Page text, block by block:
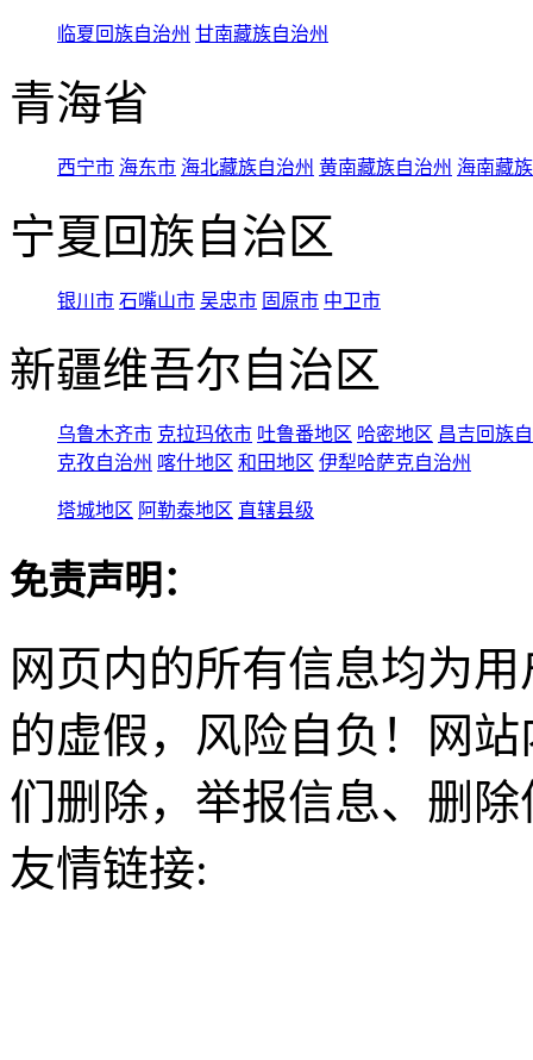
临夏回族自治州 甘南藏族自治州
青海省
西宁市 海东市 海北藏族自治州 黄南藏族自治州 海南藏
宁夏回族自治区
银川市 石嘴山市 吴忠市 固原市 中卫市
新疆维吾尔自治区
乌鲁木齐市 克拉玛依市 吐鲁番地区 哈密地区 昌吉回族
克孜自治州 喀什地区 和田地区 伊犁哈萨克自治州
塔城地区 阿勒泰地区 直辖县级
免责声明：
网页内的所有信息均为
的虚假，风险自负！网
们删除，举报信息、删
友情链接: